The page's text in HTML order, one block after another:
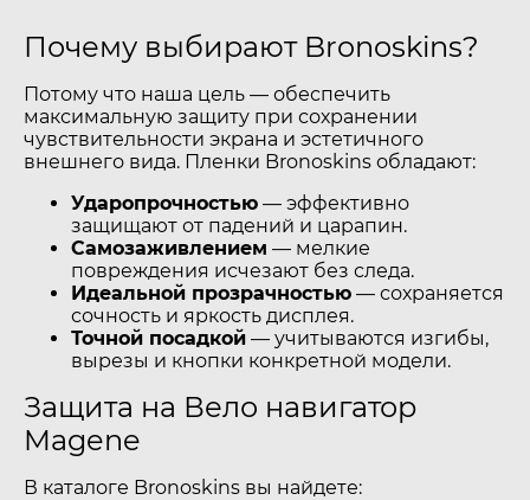
Почему выбирают Bronoskins?
Потому что наша цель — обеспечить
максимальную защиту при сохранении
чувствительности экрана и эстетичного
внешнего вида. Пленки Bronoskins обладают:
Ударопрочностью — эффективно
защищают от падений и царапин.
Самозаживлением — мелкие
повреждения исчезают без следа.
Идеальной прозрачностью — сохраняется
сочность и яркость дисплея.
Точной посадкой — учитываются изгибы,
вырезы и кнопки конкретной модели.
Защита на Вело навигатор
Magene
В каталоге Bronoskins вы найдете: